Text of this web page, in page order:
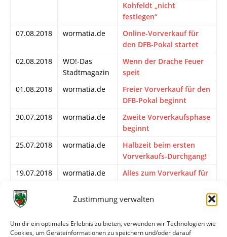
Zustimmung verwalten
Um dir ein optimales Erlebnis zu bieten, verwenden wir Technologien wie
Cookies, um Geräteinformationen zu speichern und/oder darauf
Kohfeldt „nicht
festlegen“
07.08.2018
wormatia.de
Online-Vorverkauf für
den DFB-Pokal startet
02.08.2018
WO!-Das
Stadtmagazin
Wenn der Drache Feuer
speit
01.08.2018
wormatia.de
Freier Vorverkauf für den
DFB-Pokal beginnt
30.07.2018
wormatia.de
Zweite Vorverkaufsphase
beginnt
25.07.2018
wormatia.de
Halbzeit beim ersten
Vorverkaufs-Durchgang!
19.07.2018
wormatia.de
Alles zum Vorverkauf für
Werder Bremen
Superlos«